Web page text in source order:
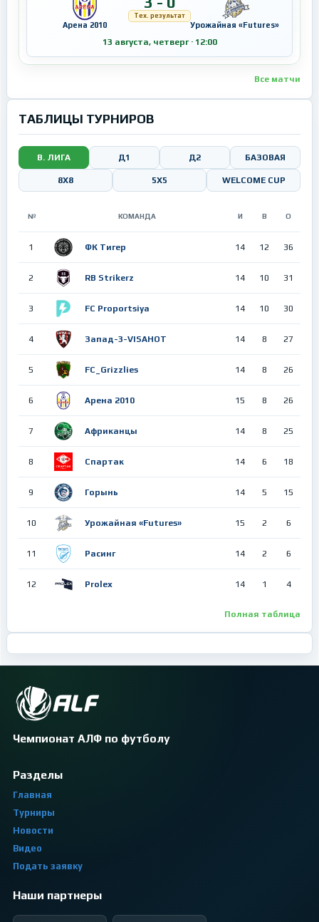
Арена 2010
Тех. результат
Урожайная «Futures»
13 августа, четверг · 12:00
Все матчи
ТАБЛИЦЫ ТУРНИРОВ
В. ЛИГА Д1 Д2 БАЗОВАЯ
8Х8 5X5 WELCOME CUP
№ КОМАНДА И В О
1 ФК Тигер 14 12 36
2 RB Strikerz 14 10 31
3 FC Proportsiya 14 10 30
4 Запад-3-VISAHOT 14 8 27
5 FC_Grizzlies 14 8 26
6 Арена 2010 15 8 26
7 Африканцы 14 8 25
8 Спартак 14 6 18
9 Горынь 14 5 15
10 Урожайная «Futures» 15 2 6
11 Расинг 14 2 6
12 Prolex 14 1 4
Полная таблица
Чемпионат АЛФ по футболу
Разделы
Главная
Турниры
Новости
Видео
Подать заявку
Наши партнеры